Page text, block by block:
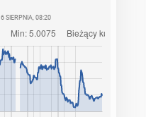
6 SIERPNIA, 08:20